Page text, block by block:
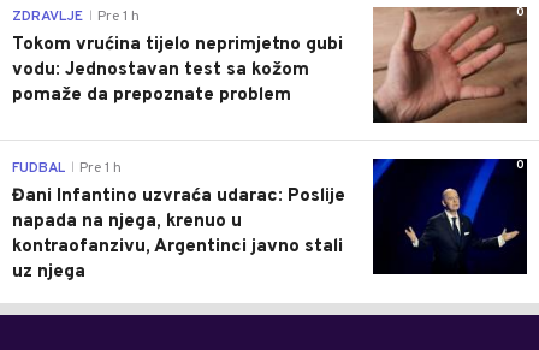
0
ZDRAVLJE Pre 1 h
Tokom vrućina tijelo neprimjetno gubi
vodu: Jednostavan test sa kožom
pomaže da prepoznate problem
0
FUDBAL Pre 1 h
Đani Infantino uzvraća udarac: Poslije
napada na njega, krenuo u
kontraofanzivu, Argentinci javno stali
uz njega